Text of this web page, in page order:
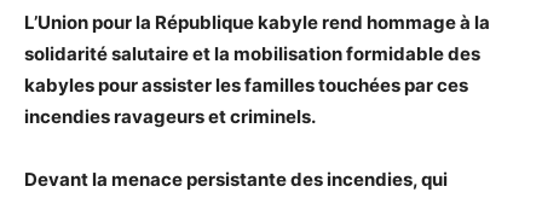
L’Union pour la République kabyle rend hommage à la
solidarité salutaire et la mobilisation formidable des
kabyles pour assister les familles touchées par ces
incendies ravageurs et criminels.
Devant la menace persistante des incendies, qui